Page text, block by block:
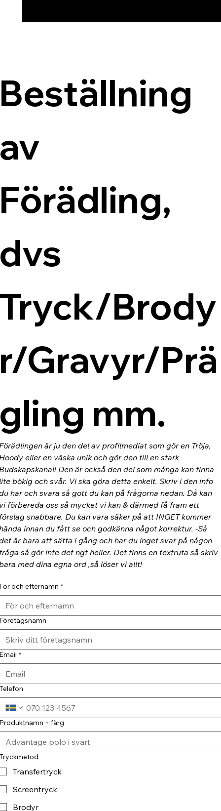
Brody
Gravyr/Prä
mm.
är ju den del av profilmediat som gör en Tröja,
eller en väska unik och gör den till en stark
Den är också den del som många kan finna
bökig och svår. Vi ska göra detta enkelt. Skriv i den info
har och svara så gott du kan på frågorna nedan. Då kan
förbereda oss så mycket vi kan & därmed få fram ett
snabbare. Du kan vara säker på att INGET kommer
innan du fått se och godkänna något korrektur. -Så
är bara att sätta i gång och har du inget svar på någon
så gör inte det ngt heller. Det finns en textruta så skriv
med dina egna ord ,så löser vi allt!
och efternamn *
*
+ färg
Transfertryck
Screentryck
Brodyr